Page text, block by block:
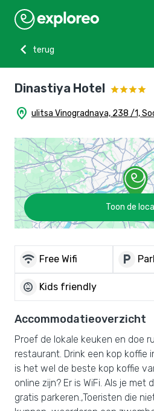
chevron_left
terug
Dinastiya Hotel
home_pin ulitsa Vinogradnaya, 238 /1,
Toon de
wifi Free Wifi local_parking
child_care Kids friendly
Accommodatieoverzicht
Proef de lokale keuken en doe
restaurant. Drink een kop
is het wel de beste kop koffie
online zijn? Er is WiFi. Als je met
gratis parkeren.,Toeristen die